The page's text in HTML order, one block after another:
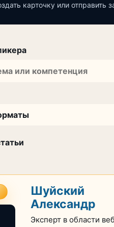
карточку или отправить
Шуйский
Александр
Эксперт в области